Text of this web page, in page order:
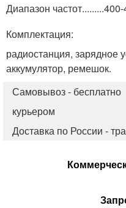
Диапазон
Комплектация:
радиостанция, зарядное
аккумулятор, ремешок.
Самовывоз -
курьером
Доставка по России -